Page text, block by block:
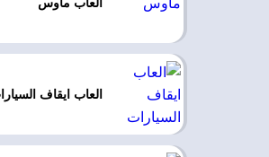
العاب ايقاف